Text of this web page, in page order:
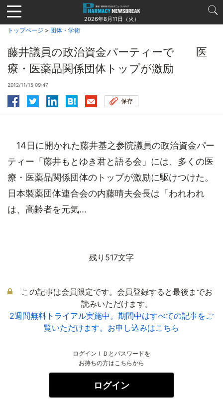
Jump
to
navigation
2026年8月11日（火）
トップページ > 団体・学術
藤井議員の政治資金パーティーで 医
療・医薬品関係団体トップが激励
2012/11/15 09:47
保存
14日に開かれた藤井基之参院議員の政治資金パー
ティー「藤井もとゆき君と語る会」には、多くの医
療・医薬品関係団体のトップが激励に駆けつけた。
日本製薬団体連合会の内藤晴夫会長は「われわれ
は、高齢者を元気...
残り517文字
この記事は会員限定です。会員登録すると最後までお
読みいただけます。
2週間無料トライアル実施中。期間中はすべての記事をご
覧いただけます。お申し込みはこちら
ログインＩＤとパスワードを
お持ちの方はこちらから
ログイン